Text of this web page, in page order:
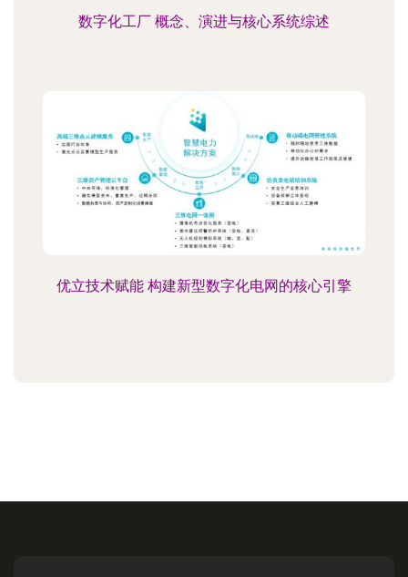
数字化工厂 概念、演进与核心系统综述
优立技术赋能 构建新型数字化电网的核心引擎